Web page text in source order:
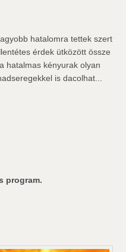
hatalomra tettek szert
érdek ütközött össze
hatalmas kényurak olyan
is dacolhat...
program.